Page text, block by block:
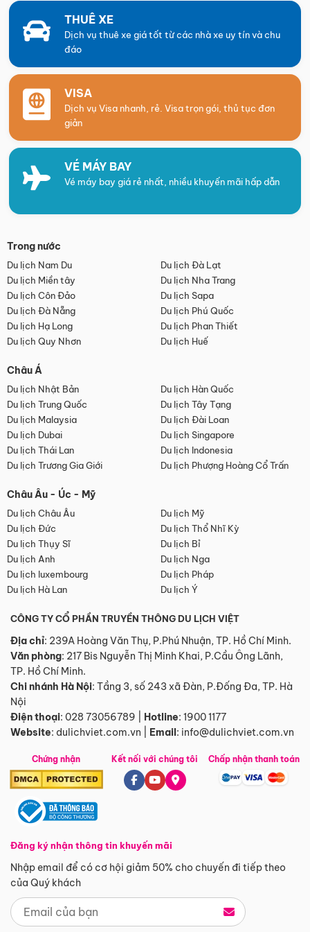
THUÊ XE
Dịch vụ thuê xe giá tốt từ các nhà xe uy tín và chu
đáo
VISA
Dịch vụ Visa nhanh, rẻ. Visa trọn gói, thủ tục đơn
giản
VÉ MÁY BAY
Vé máy bay giá rẻ nhất, nhiều khuyến mãi hấp dẫn
Trong nước
Du lịch Nam Du
Du lịch Đà Lạt
Du lịch Miền tây
Du lịch Nha Trang
Du lịch Côn Đảo
Du lịch Sapa
Du lịch Đà Nẵng
Du lịch Phú Quốc
Du lịch Hạ Long
Du lịch Phan Thiết
Du lịch Quy Nhơn
Du lịch Huế
Châu Á
Du lịch Nhật Bản
Du lịch Hàn Quốc
Du lịch Trung Quốc
Du lịch Tây Tạng
Du lịch Malaysia
Du lịch Đài Loan
Du lịch Dubai
Du lịch Singapore
Du lịch Thái Lan
Du lịch Indonesia
Du lịch Trương Gia Giới
Du lịch Phượng Hoàng Cổ Trấn
Châu Âu - Úc - Mỹ
Du lịch Châu Âu
Du lịch Mỹ
Du lịch Đức
Du lịch Thổ Nhĩ Kỳ
Du lịch Thụy Sĩ
Du lịch Bỉ
Du lịch Anh
Du lịch Nga
Du lịch luxembourg
Du lịch Pháp
Du lịch Hà Lan
Du lịch Ý
CÔNG TY CỔ PHẦN TRUYỀN THÔNG DU LỊCH VIỆT
Địa chỉ: 239A Hoàng Văn Thụ, P.Phú Nhuận, TP. Hồ Chí Minh.
Văn phòng: 217 Bis Nguyễn Thị Minh Khai, P.Cầu Ông Lãnh,
TP. Hồ Chí Minh.
Chi nhánh Hà Nội: Tầng 3, số 243 xã Đàn, P.Đống Đa, TP. Hà
Nội
Điện thoại: 028 73056789 Hotline: 1900 1177
Website: dulichviet.com.vn Email: info@dulichviet.com.vn
Chứng nhận
Đăng ký nhận thông tin khuyến mãi
Nhập email để có cơ hội giảm 50% cho chuyến đi tiếp theo
của Quý khách
Kết nối với chúng tôi Chấp nhận thanh toán